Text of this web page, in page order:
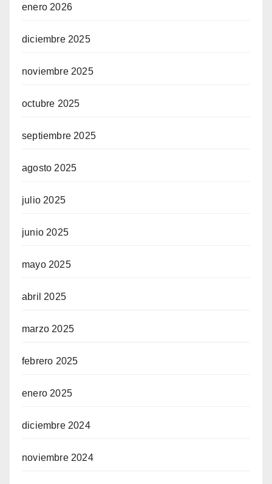
enero 2026
diciembre 2025
noviembre 2025
octubre 2025
septiembre 2025
agosto 2025
julio 2025
junio 2025
mayo 2025
abril 2025
marzo 2025
febrero 2025
enero 2025
diciembre 2024
noviembre 2024